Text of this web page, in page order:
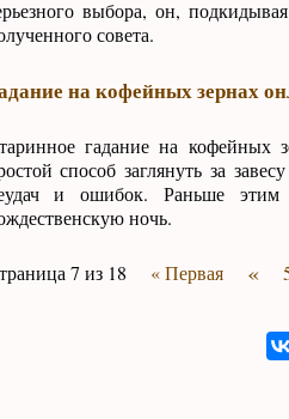
выбора, он,
совета.
на кофейных зернах
гадание на кофейных
способ заглянуть за
и ошибок. Раньше этим
ночь.
7 из 18 « Первая «